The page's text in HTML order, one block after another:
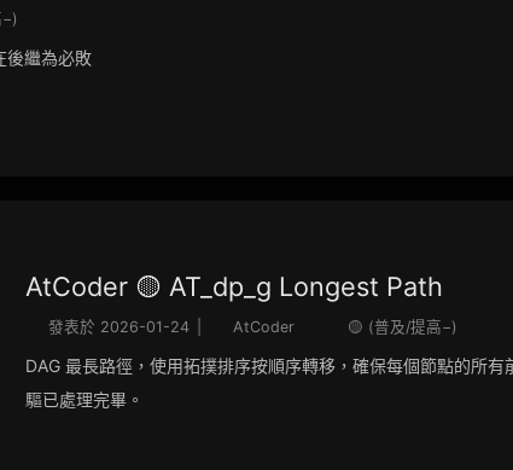
後繼為必敗
AtCoder 🟡 AT_dp_g Longest Path
發表於 2026-01-24 AtCoder 🟡 (普及/提高−)
DAG 最長路徑，使用拓撲排序按順序轉移，確保每個節點的所有
驅已處理完畢。